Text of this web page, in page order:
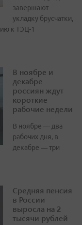
завершают
укладку брусчатки,
к ТЭЦ-1
В ноябре и
декабре
россиян ждут
короткие
рабочие недели
В ноябре — два
рабочих дня, в
декабре — три
Средняя пенсия
в России
выросла на 2
тысячи рублей